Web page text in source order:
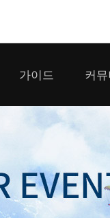
배틀그라
패스 오브
패스 오브
가이드 커
플레이
클랜
모집